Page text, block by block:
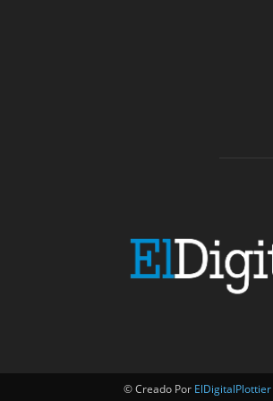
© Creado Por ElDigitalPlottier